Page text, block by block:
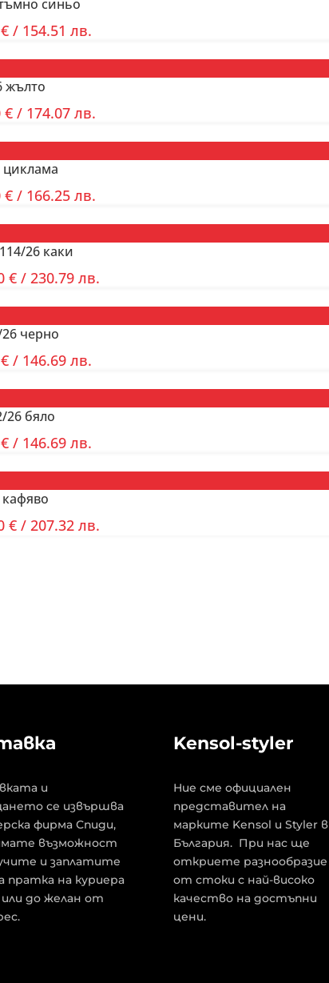
синьо
€/ 154.51 лв.
жълто
€/ 174.07 лв.
циклама
€/ 166.25 лв.
26 каки
€/ 230.79 лв.
черно
€/ 146.69 лв.
26 бяло
€/ 146.69 лв.
€/ 207.32 лв.
и
се извършва
фирма Спиди,
възможност
и заплатите
пратка на куриера
или до желан от
Kensol-styler
Ние сме официален
представител на
марките Kensol и Styler в
България. При нас ще
откриете разнообразие
от стоки с най-високо
качество на достъпни
цени.